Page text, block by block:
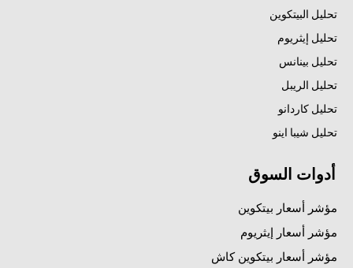
تحليل البيتكوين
تحليل إيثريوم
تحليل بينانس
تحليل الريبل
تحليل كاردانو
تحليل شيبا اينو
أدوات السوق
مؤشر أسعار بيتكوين
مؤشر أسعار إيثريوم
مؤشر أسعار بيتكوين كاش